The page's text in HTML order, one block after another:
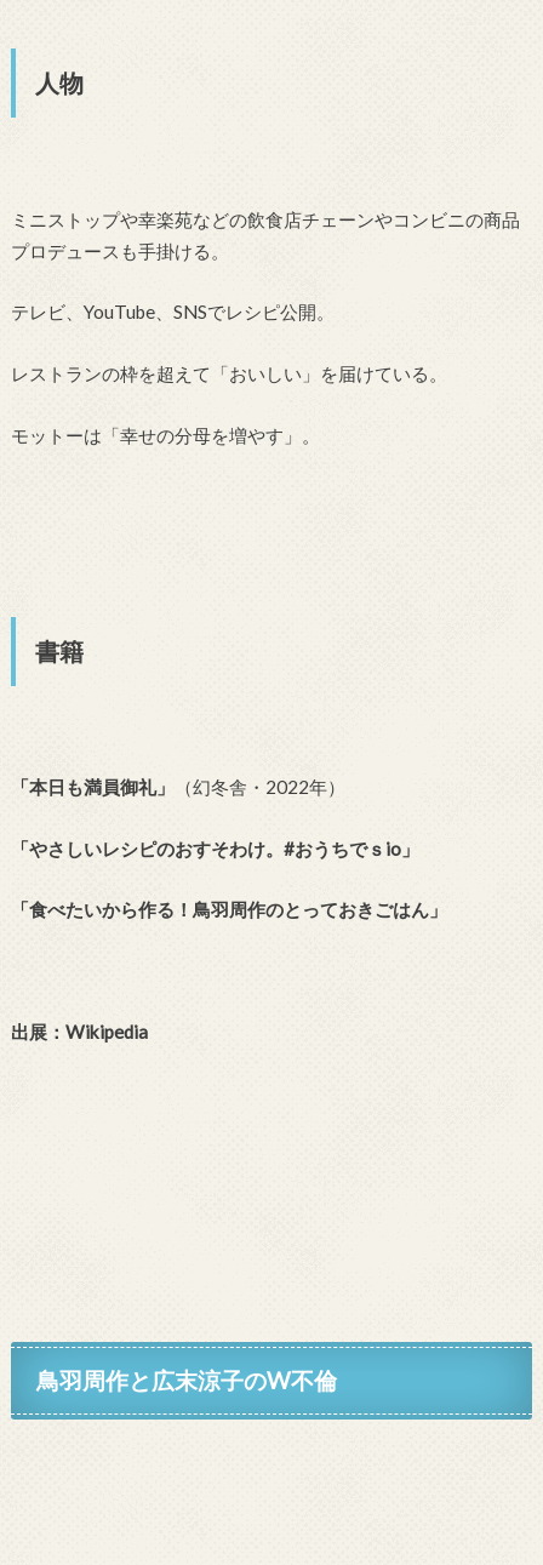
人物
ミニストップや幸楽苑などの飲食店チェーンやコンビニの商品
プロデュースも手掛ける。
テレビ、YouTube、SNSでレシピ公開。
レストランの枠を超えて「おいしい」を届けている。
モットーは「幸せの分母を増やす」。
書籍
「本日も満員御礼」 （幻冬舎・2022年）
「やさしいレシピのおすそわけ。#おうちでｓio」
「食べたいから作る！鳥羽周作のとっておきごはん」
出展：Wikipedia
鳥羽周作と広末涼子のW不倫